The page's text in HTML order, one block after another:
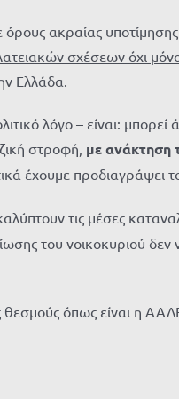
όρους ακραίας
σχέσεων όχι
Ελλάδα.
λόγο – είναι: μπορεί
στροφή, με ανάκτηση
έχουμε προδιαγράψει
τις μέσες
του νοικοκυριού δεν
όπως είναι η